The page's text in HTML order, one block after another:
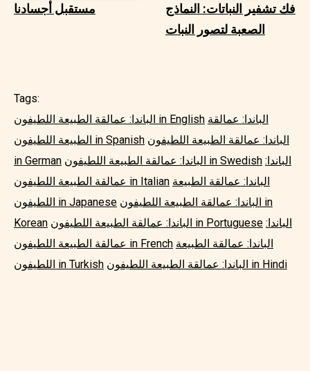
مستقبل أجسادنا
فك تشفير النباتات: النماذج
الصعبة لتصور النبات
Tags:
الباندا: عمالقة الطبيعة اللطيفون in English الباندا: عمالقة
الطبيعة اللطيفون in Spanish الباندا: عمالقة الطبيعة اللطيفون
in German
الباندا: عمالقة الطبيعة اللطيفون in Swedish الباندا:
عمالقة الطبيعة اللطيفون in Italian الباندا: عمالقة الطبيعة
اللطيفون in Japanese الباندا: عمالقة الطبيعة اللطيفون in
Korean
الباندا: عمالقة الطبيعة اللطيفون in Portuguese الباندا:
عمالقة الطبيعة اللطيفون in French الباندا: عمالقة الطبيعة
اللطيفون in Turkish
الباندا: عمالقة الطبيعة اللطيفون in Hindi